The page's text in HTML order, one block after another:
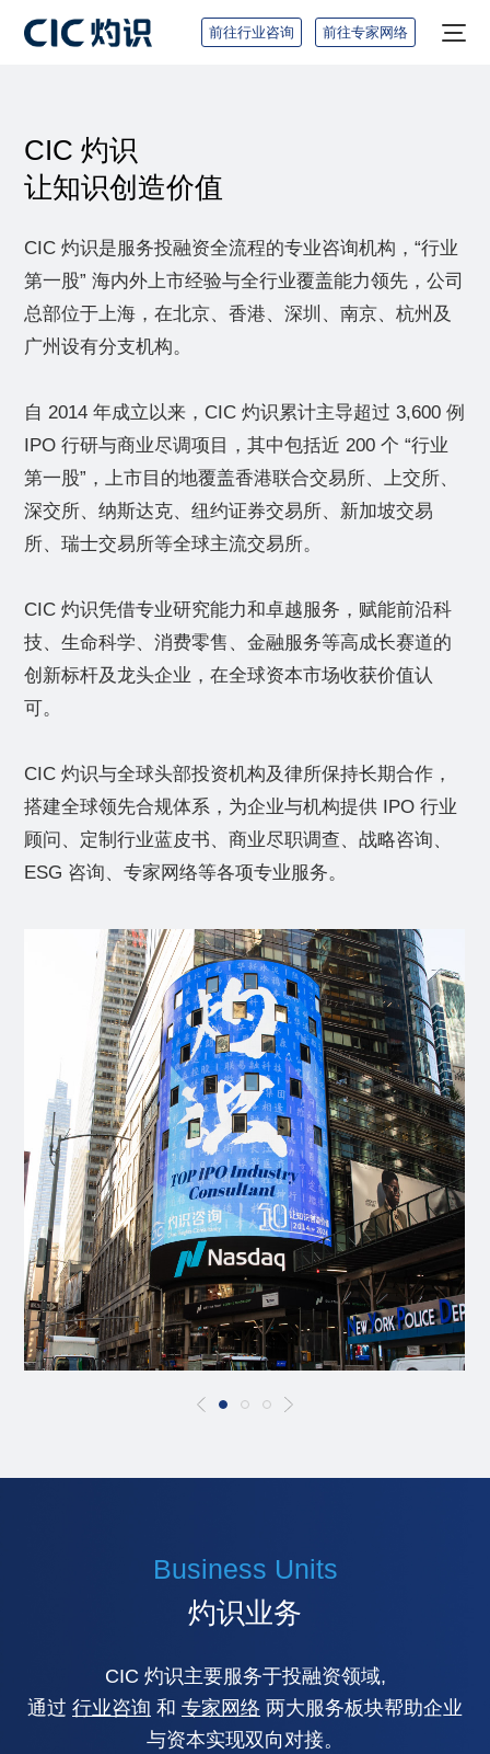
前往行业咨询 前往专家网络
CIC 灼识
让知识创造价值
CIC 灼识是服务投融资全流程的专业咨询机构，“行业
第一股” 海内外上市经验与全行业覆盖能力领先，公司
总部位于上海，在北京、香港、深圳、南京、杭州及
广州设有分支机构。
自 2014 年成立以来，CIC 灼识累计主导超过 3,600 例
IPO 行研与商业尽调项目，其中包括近 200 个 “行业
第一股”，上市目的地覆盖香港联合交易所、上交所、
深交所、纳斯达克、纽约证券交易所、新加坡交易
所、瑞士交易所等全球主流交易所。
CIC 灼识凭借专业研究能力和卓越服务，赋能前沿科
技、生命科学、消费零售、金融服务等高成长赛道的
创新标杆及龙头企业，在全球资本市场收获价值认
可。
CIC 灼识与全球头部投资机构及律所保持长期合作，
搭建全球领先合规体系，为企业与机构提供 IPO 行业
顾问、定制行业蓝皮书、商业尽职调查、战略咨询、
ESG 咨询、专家网络等各项专业服务。
Business Units
灼识业务
CIC 灼识主要服务于投融资领域,
通过 行业咨询 和 专家网络 两大服务板块帮助企业
与资本实现双向对接。